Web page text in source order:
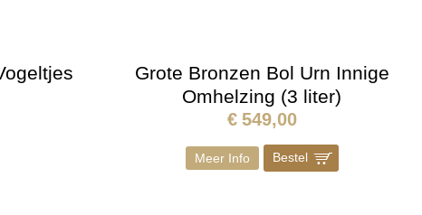
Grote Bronzen Bol Urn Innige
Omhelzing (3 liter)
€ 549,00
Meer Info Bestel ]